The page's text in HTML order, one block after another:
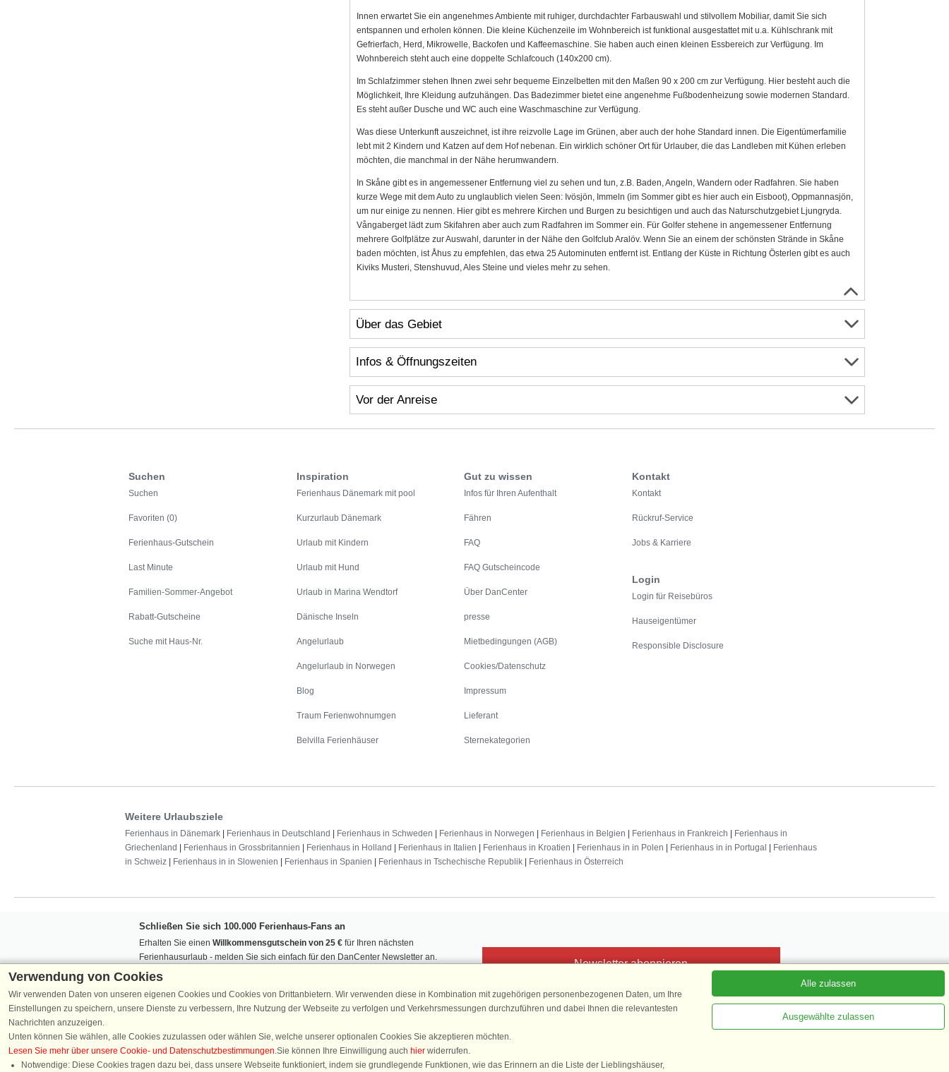
Innen erwartet Sie ein angenehmes Ambiente mit ruhiger, durchdachter Farbauswahl und stilvollem Mobiliar, damit Sie sich
entspannen und erholen können. Die kleine Küchenzeile im Wohnbereich ist funktional ausgestattet mit u.a. Kühlschrank mit
Gefrierfach, Herd, Mikrowelle, Backofen und Kaffeemaschine. Sie haben auch einen kleinen Essbereich zur Verfügung. Im
Wohnbereich steht auch eine doppelte Schlafcouch (140x200 cm).
Im Schlafzimmer stehen Ihnen zwei sehr bequeme Einzelbetten mit den Maßen 90 x 200 cm zur Verfügung. Hier besteht auch die
Möglichkeit, Ihre Kleidung aufzuhängen. Das Badezimmer bietet eine angenehme Fußbodenheizung sowie modernen Standard.
Es steht außer Dusche und WC auch eine Waschmaschine zur Verfügung.
Was diese Unterkunft auszeichnet, ist ihre reizvolle Lage im Grünen, aber auch der hohe Standard innen. Die Eigentümerfamilie
lebt mit 2 Kindern und Katzen auf dem Hof nebenan. Ein wirklich schöner Ort für Urlauber, die das Landleben mit Kühen erleben
möchten, die manchmal in der Nähe herumwandern.
In Skåne gibt es in angemessener Entfernung viel zu sehen und tun, z.B. Baden, Angeln, Wandern oder Radfahren. Sie haben
kurze Wege mit dem Auto zu unglaublich vielen Seen: Ivösjön, Immeln (im Sommer gibt es hier auch ein Eisboot), Oppmannasjön,
um nur einige zu nennen. Hier gibt es mehrere Kirchen und Burgen zu besichtigen und auch das Naturschutzgebiet Ljungryda.
Vångaberget lädt zum Skifahren aber auch zum Radfahren im Sommer ein. Für Golfer stehene in angemessener Entfernung
mehrere Golfplätze zur Auswahl, darunter in der Nähe den Golfclub Aralöv. Wenn Sie an einem der schönsten Strände in Skåne
baden möchten, ist Åhus zu empfehlen, das etwa 25 Autominuten entfernt ist. Entlang der Küste in Richtung Österlen gibt es auch
Kiviks Musteri, Stenshuvud, Ales Steine und vieles mehr zu sehen.
Über das Gebiet
Infos & Öffnungszeiten
Vor der Anreise
Suchen
Suchen
Favoriten (0)
Ferienhaus-Gutschein
Last Minute
Familien-Sommer-Angebot
Rabatt-Gutscheine
Suche mit Haus-Nr.
Inspiration
Ferienhaus Dänemark mit pool
Kurzurlaub Dänemark
Urlaub mit Kindern
Urlaub mit Hund
Urlaub in Marina Wendtorf
Dänische Inseln
Angelurlaub
Angelurlaub in Norwegen
Blog
Traum Ferienwohnumgen
Belvilla Ferienhäuser
Gut zu wissen
Infos für Ihren Aufenthalt
Fähren
FAQ
FAQ Gutscheincode
Über DanCenter
presse
Mietbedingungen (AGB)
Cookies/Datenschutz
Impressum
Lieferant
Sternekategorien
Kontakt
Kontakt
Rückruf-Service
Jobs & Karriere
Login
Login für Reisebüros
Hauseigentümer
Responsible Disclosure
Weitere Urlaubsziele
Ferienhaus in Dänemark Ferienhaus in Deutschland Ferienhaus in Schweden Ferienhaus in Norwegen Ferienhaus in Belgien Ferienhaus in Frankreich
Ferienhaus in
Griechenland
Ferienhaus in Grossbritannien Ferienhaus in Holland Ferienhaus in Italien Ferienhaus in Kroatien Ferienhaus in in Polen Ferienhaus in in Portugal
Ferienhaus
in Schweiz
Ferienhaus in in Slowenien Ferienhaus in Spanien Ferienhaus in Tschechische Republik Ferienhaus in Österreich
Schließen Sie sich 100.000 Ferienhaus-Fans an
Erhalten Sie einen Willkommensgutschein von 25 € für Ihren nächsten
Ferienhausurlaub - melden Sie sich einfach für den DanCenter Newsletter an.
Verpassen Sie nie wieder exklusive Angebote, Gewinnspiele und Urlaubstipps!
Newsletter abonnieren
Folgen Sie uns:
basierend auf mehr 135.870 Kundenbewertungen
Verwendung von Cookies
Wir verwenden Daten von unseren eigenen Cookies und Cookies von Drittanbietern. Wir verwenden diese in Kombination mit zugehörigen personenbezogenen Daten, um Ihre
Einstellungen zu speichern, unsere Dienste zu verbessern, Ihre Nutzung der Webseite zu verfolgen und Verkehrsmessungen durchzuführen und dabei Ihnen die relevantesten
Nachrichten anzuzeigen.
Unten können Sie wählen, alle Cookies zuzulassen oder wählen Sie, welche unserer optionalen Cookies Sie akzeptieren möchten.
Lesen Sie mehr über unsere Cookie- und Datenschutzbestimmungen.Sie können Ihre Einwilligung auch hier widerrufen.
Notwendige: Diese Cookies tragen dazu bei, dass unsere Webseite funktioniert, indem sie grundlegende Funktionen, wie das Erinnern an die Liste der Lieblingshäuser,
Alle zulassen
Ausgewählte zulassen